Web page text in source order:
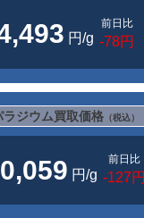
円/g
前日比
-78円
ラジウム買取価格 （税込）
円/g
前日比
-127円